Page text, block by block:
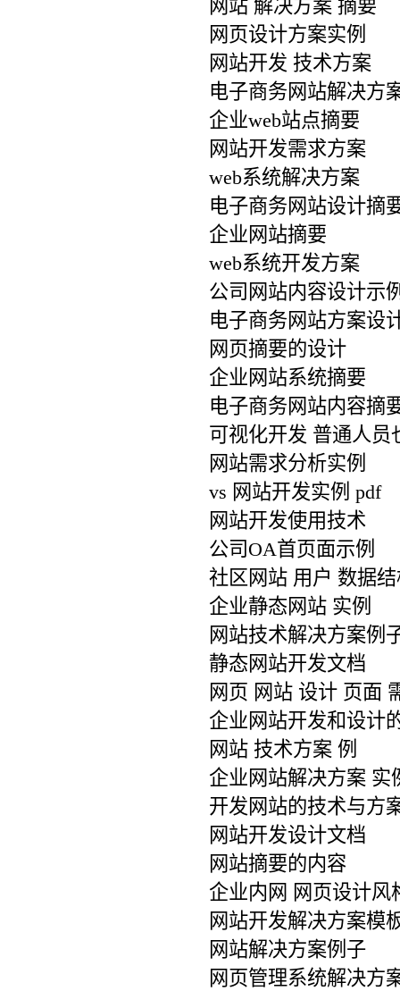
网站 解决方案 摘要
网页设计方案实例
网站开发 技术方案
电子商务网站解决方
企业web站点摘要
网站开发需求方案
web系统解决方案
电子商务网站设计摘
企业网站摘要
web系统开发方案
公司网站内容设计示
电子商务网站方案设
网页摘要的设计
企业网站系统摘要
电子商务网站内容摘
可视化开发 普通人员
网站需求分析实例
vs 网站开发实例 pdf
网站开发使用技术
公司OA首页面示例
社区网站 用户 数据
企业静态网站 实例
网站技术解决方案例
静态网站开发文档
网页 网站 设计 页面
企业网站开发和设计
网站 技术方案 例
企业网站解决方案 实
开发网站的技术与方
网站开发设计文档
网站摘要的内容
企业内网 网页设计风
网站开发解决方案模
网站解决方案例子
网页管理系统解决方